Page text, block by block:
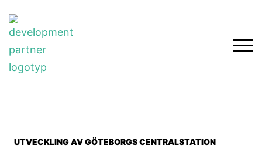
UTVECKLING AV GÖTEBORGS CENTRALSTATION